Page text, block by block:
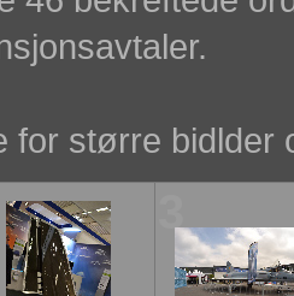
for større bidlder